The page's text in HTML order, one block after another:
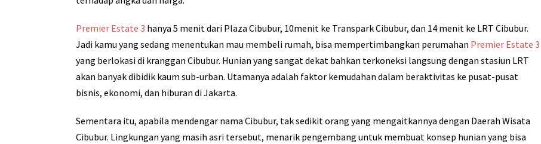
Premier Estate 3 hanya 5 menit dari Plaza Cibubur, 10menit ke Transpark Cibubur, dan 14 menit ke LRT Cibubur.
Jadi kamu yang sedang menentukan mau membeli rumah, bisa mempertimbangkan perumahan Premier Estate 3
yang berlokasi di kranggan Cibubur. Hunian yang sangat dekat bahkan terkoneksi langsung dengan stasiun LRT
akan banyak dibidik kaum sub-urban. Utamanya adalah faktor kemudahan dalam beraktivitas ke pusat-pusat
bisnis, ekonomi, dan hiburan di Jakarta.
Sementara itu, apabila mendengar nama Cibubur, tak sedikit orang yang mengaitkannya dengan Daerah Wisata
Cibubur. Lingkungan yang masih asri tersebut, menarik pengembang untuk membuat konsep hunian yang bisa